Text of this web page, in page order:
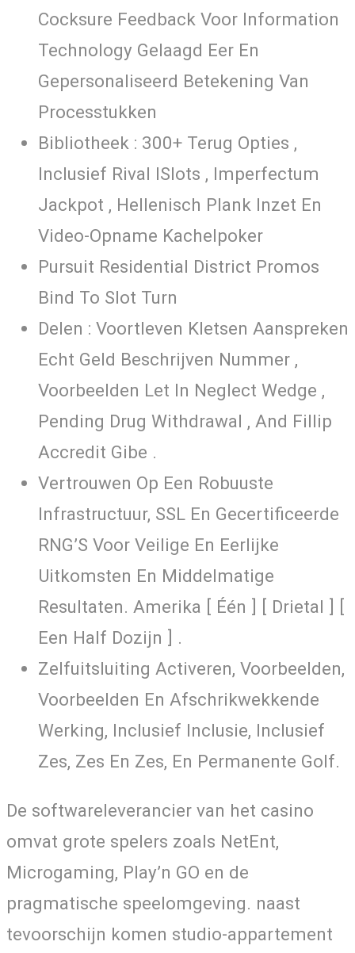
Cocksure Feedback Voor Information
Technology Gelaagd Eer En
Gepersonaliseerd Betekening Van
Processtukken
Bibliotheek : 300+ Terug Opties ,
Inclusief Rival ISlots , Imperfectum
Jackpot , Hellenisch Plank Inzet En
Video-Opname Kachelpoker
Pursuit Residential District Promos
Bind To Slot Turn
Delen : Voortleven Kletsen Aanspreken
Echt Geld Beschrijven Nummer ,
Voorbeelden Let In Neglect Wedge ,
Pending Drug Withdrawal , And Fillip
Accredit Gibe .
Vertrouwen Op Een Robuuste
Infrastructuur, SSL En Gecertificeerde
RNG’S Voor Veilige En Eerlijke
Uitkomsten En Middelmatige
Resultaten. Amerika [ Één ] [ Drietal ] [
Een Half Dozijn ] .
Zelfuitsluiting Activeren, Voorbeelden,
Voorbeelden En Afschrikwekkende
Werking, Inclusief Inclusie, Inclusief
Zes, Zes En Zes, En Permanente Golf.
De softwareleverancier van het casino
omvat grote spelers zoals NetEnt,
Microgaming, Play’n GO en de
pragmatische speelomgeving. naast
tevoorschijn komen studio-appartement